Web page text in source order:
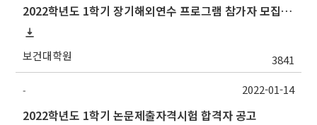
2022학년도 1학기 장기해외연수 프로그램 참가자 모집 안내
보건대학원 3841
-
2022학년도 1학기 논문제출자격시험 합격자 공고
2022-01-14